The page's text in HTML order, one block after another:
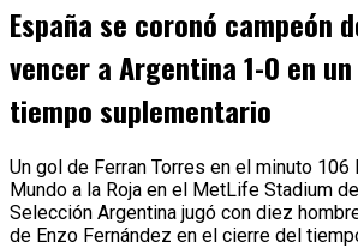
España se coronó campeón
vencer a Argentina 1-0 en
tiempo suplementario
Un gol de Ferran Torres en el minuto 106
Mundo a la Roja en el MetLife Stadium
Selección Argentina jugó con diez
de Enzo Fernández en el cierre del